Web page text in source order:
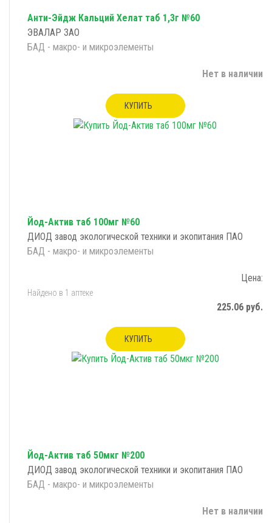
Анти-Эйдж Кальций Хелат таб 1,3г №60
ЭВАЛАР ЗАО
БАД - макро- и микроэлементы
Нет в наличии
КУПИТЬ
Йод-Актив таб 100мг №60
ДИОД завод экологической техники и экопитания ПАО
БАД - макро- и микроэлементы
Цена:
Найдено в 1 аптеке
225.06 руб.
КУПИТЬ
Йод-Актив таб 50мкг №200
ДИОД завод экологической техники и экопитания ПАО
БАД - макро- и микроэлементы
Нет в наличии